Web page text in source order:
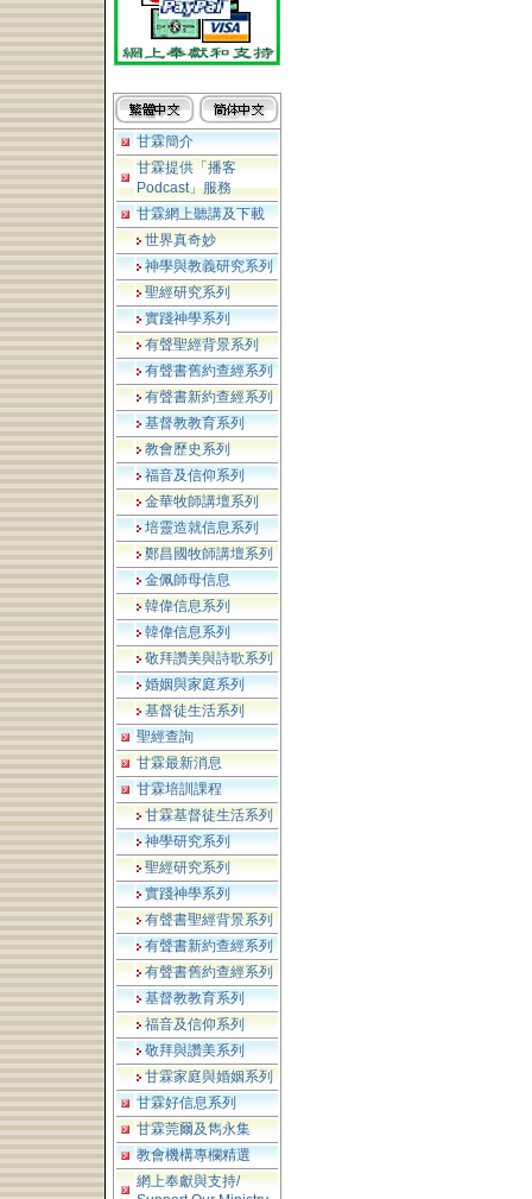
甘霖簡介
甘霖提供「播客
Podcast」服務
甘霖網上聽講及下載
世界真奇妙
神學與教義研究系列
聖經研究系列
實踐神學系列
有聲聖經背景系列
有聲書舊約查經系列
有聲書新約查經系列
基督教教育系列
教會歷史系列
福音及信仰系列
金華牧師講壇系列
培靈造就信息系列
鄭昌國牧師講壇系列
金佩師母信息
韓偉信息系列
韓偉信息系列
敬拜讚美與詩歌系列
婚姻與家庭系列
基督徒生活系列
聖經查詢
甘霖最新消息
甘霖培訓課程
甘霖基督徒生活系列
神學研究系列
聖經研究系列
實踐神學系列
有聲書聖經背景系列
有聲書新約查經系列
有聲書舊約查經系列
基督教教育系列
福音及信仰系列
敬拜與讚美系列
甘霖家庭與婚姻系列
甘霖好信息系列
甘霖莞爾及雋永集
教會機構專欄精選
網上奉獻與支持/